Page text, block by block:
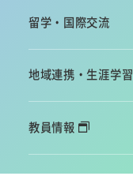
留学・国際交流
地域連携・生涯学習
教員情報